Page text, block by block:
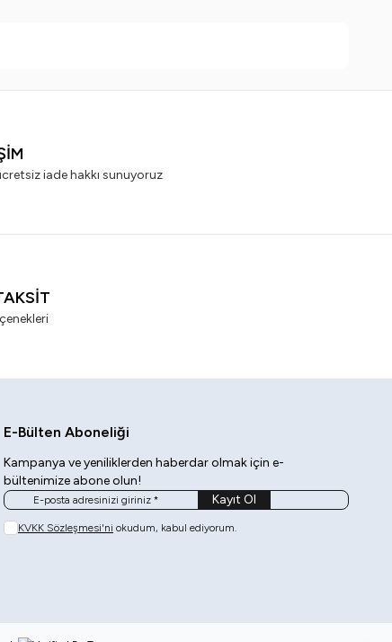
iade hakkı sunuyoruz
E-Bülten Aboneliği
Kampanya ve yeniliklerden haberdar olmak için e-
bültenimize abone olun!
Kayıt Ol
KVKK Sözleşmesi'ni okudum, kabul ediyorum.